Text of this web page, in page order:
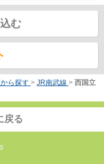
む
ら探す > JR南武線 > 西国立
戻る